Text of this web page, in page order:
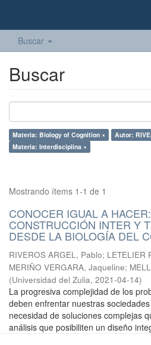
Buscar
Buscar
Materia: Biology of Cognition ×
Autor:
Materia: Interdisciplina ×
Mostrando ítems 1-1 de 1
CONOCER IGUAL A
CONSTRUCCIÓN INTER Y
DESDE LA BIOLOGÍA DEL
RIVEROS ARGEL, Pablo; LETELIER
MERIÑO VERGARA, Jaqueline;
(Universidad del Zulia, 2021-04-14)
La progresiva complejidad de los
deben enfrentar nuestras
necesidad de soluciones complejas
análisis que posibiliten un diseño